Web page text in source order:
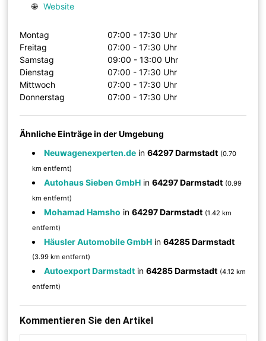
🌐 Website
Montag
07:00 - 17:30 Uhr
Freitag
07:00 - 17:30 Uhr
Samstag
09:00 - 13:00 Uhr
Dienstag
07:00 - 17:30 Uhr
Mittwoch
07:00 - 17:30 Uhr
Donnerstag
07:00 - 17:30 Uhr
Ähnliche Einträge in der Umgebung
Neuwagenexperten.de in64297 Darmstadt (0.70
km entfernt)
Autohaus Sieben GmbH in64297 Darmstadt (0.99
km entfernt)
Mohamad Hamsho in64297 Darmstadt (1.42 km
entfernt)
Häusler Automobile GmbH in64285 Darmstadt
(3.99 km entfernt)
Autoexport Darmstadt in64285 Darmstadt (4.12 km
entfernt)
Kommentieren Sie den Artikel